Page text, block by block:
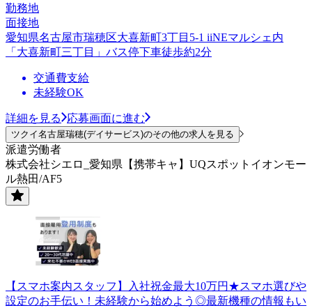
勤務地
面接地
愛知県名古屋市瑞穂区大喜新町3丁目5-1 iiNEマルシェ内
「大喜新町三丁目」バス停下車徒歩約2分
交通費支給
未経験OK
詳細を見る 応募画面に進む
ツクイ名古屋瑞穂(デイサービス)のその他の求人を見る
派遣労働者
株式会社シエロ_愛知県【携帯キャ】UQスポットイオンモー
ル熱田/AF5
【スマホ案内スタッフ】入社祝金最大10万円★スマホ選びや
設定のお手伝い！未経験から始めよう◎最新機種の情報もい